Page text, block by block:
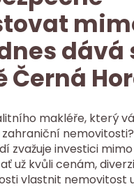
dává
Černá
makléře, který
zvažuje investici
už kvůli cenám,
vlastnit nemovitost